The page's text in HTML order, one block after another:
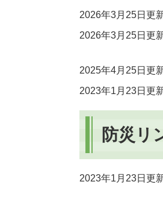
2026年3月25日更
2026年3月25日更
2025年4月25日更
2023年1月23日更
防災リ
2023年1月23日更